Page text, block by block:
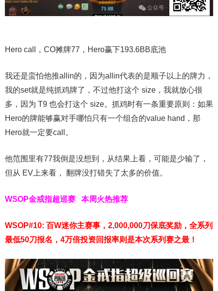
Hero call，CO摊牌77，Hero赢下193.6BB底池
我还是蛮怕他推allin的，因为allin代表的是顺子以上的牌力，
我的set就是纯抓鸡牌了，不过他打这个 size，我就放心很
多，因为 T9 也会打这个 size。抓鸡时有一条重要原则：如果
Hero的牌能够赢对手哪怕只有一个组合的value hand，那
Hero就一定要call。
他范围里有77我倒是没想到，从结果上看，可能是少输了，
但从 EV上来看， 翻牌没打错失了太多的价值。
WSOP金戒指超巡赛 本周火热推荐
WSOP#10: 百W迷你主赛事，2,000,000刀保底奖励，全系列
最低50刀报名，4万倍投资回报率则是本次系列赛之最！